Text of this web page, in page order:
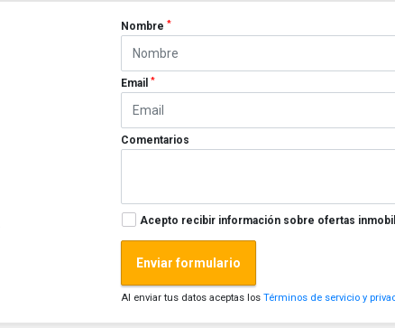
Nombre*
Email*
Comentarios
Acepto recibir información sobre ofertas
Enviar formulario
Al enviar tus datos aceptas losTérminos de servicio y